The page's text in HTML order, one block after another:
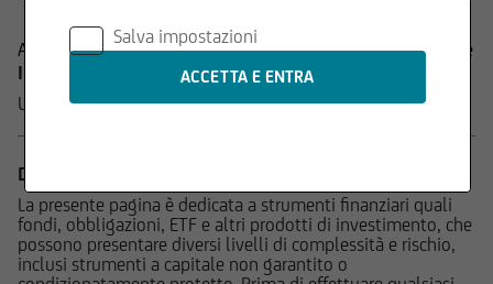
Attualmente non sono disponibili prodotti in sottoscrizione
INFORMAZIONI AGGIUNTIVE
Ulteriori informazioni su questo indice sono disponibili
DISCLAIMER
La presente pagina è dedicata a strumenti finanziari quali
fondi, obbligazioni, ETF e altri prodotti di investimento, che
possono presentare diversi livelli di complessità e rischio,
inclusi strumenti a capitale non garantito o
Bancario UniCredit.
Le informazioni contenute nel Sito sono
I contenuti del Sito - che comprendono dati,
notizie, informazioni, immagini, grafici, disegni e
marchi - sono coperti da copyright e dalla
normativa in materia di proprietà
Salva impostazioni